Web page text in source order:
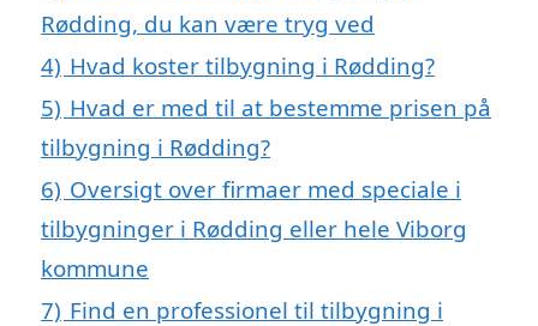
Rødding, du kan være tryg ved
4) Hvad koster tilbygning i Rødding?
5) Hvad er med til at bestemme prisen på
tilbygning i Rødding?
6) Oversigt over firmaer med speciale i
tilbygninger i Rødding eller hele Viborg
kommune
7) Find en professionel til tilbygning i